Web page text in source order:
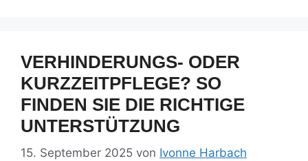
VERHINDERUNGS- ODER
KURZZEITPFLEGE? SO
FINDEN SIE DIE RICHTIGE
UNTERSTÜTZUNG
15. September 2025 von Ivonne Harbach